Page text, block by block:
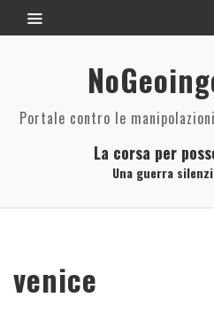
Portale contro le
La corsa per
Una guerra
venice